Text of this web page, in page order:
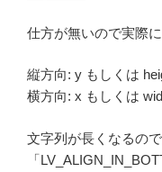
仕方が無いので実際
縦方向: y もしくは
横方向: x もしくは
文字列が長くなるので
「